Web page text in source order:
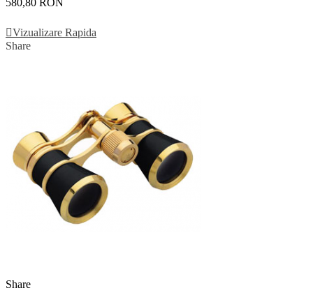
580,80 RON
Vizualizare Rapida
Share
Share